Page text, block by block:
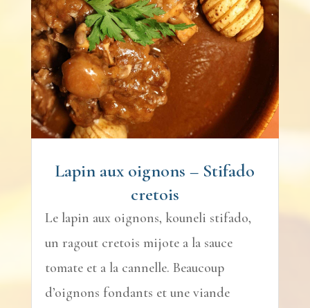
Lapin aux oignons – Stifado
cretois
Le lapin aux oignons, kouneli stifado,
un ragout cretois mijote a la sauce
tomate et a la cannelle. Beaucoup
d’oignons fondants et une viande